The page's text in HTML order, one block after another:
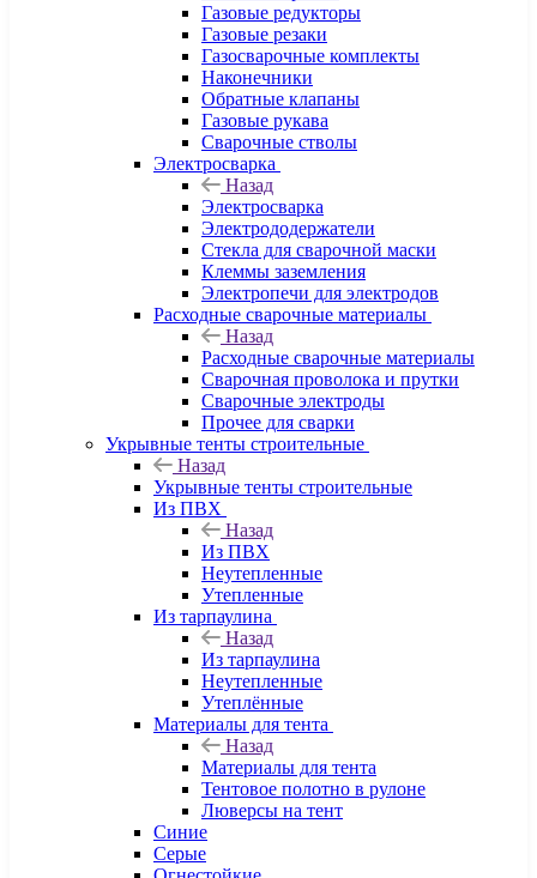
Газовые редукторы
Газовые резаки
Газосварочные комплекты
Наконечники
Обратные клапаны
Газовые рукава
Сварочные стволы
Электросварка
Назад
Электросварка
Электрододержатели
Стекла для сварочной маски
Клеммы заземления
Электропечи для электродов
Расходные сварочные материалы
Назад
Расходные сварочные материалы
Сварочная проволока и прутки
Сварочные электроды
Прочее для сварки
Укрывные тенты строительные
Назад
Укрывные тенты строительные
Из ПВХ
Назад
Из ПВХ
Неутепленные
Утепленные
Из тарпаулина
Назад
Из тарпаулина
Неутепленные
Утеплённые
Материалы для тента
Назад
Материалы для тента
Тентовое полотно в рулоне
Люверсы на тент
Синие
Серые